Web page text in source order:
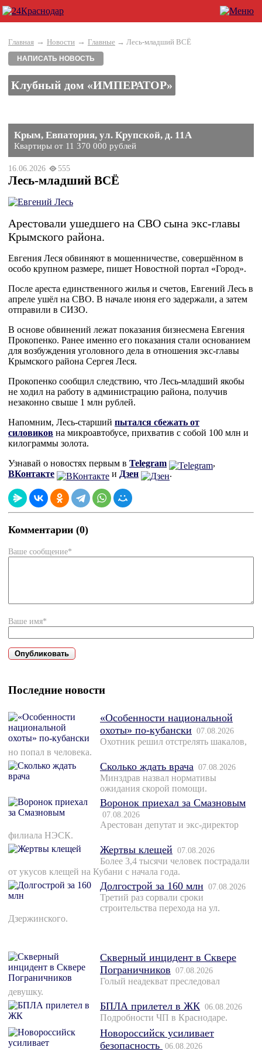
Главная → Новости → Главные → Лесь-младший ВСЁ
НАПИСАТЬ НОВОСТЬ
Клубный дом «ИМПЕРАТОР»
Крым, Евпатория, ул. Крупской, д. 11А
Квартиры от 11 370 000 рублей
16.06.2026 555
Лесь-младший ВСЁ
Арестовали ушедшего на СВО сына экс-главы
Крымского района.
Евгения Леся обвиняют в мошенничестве, совершённом в
особо крупном размере, пишет Новостной портал «Город».
После ареста единственного жилья и счетов, Евгений Лесь в
апреле ушёл на СВО. В начале июня его задержали, а затем
отправили в СИЗО.
В основе обвинений лежат показания бизнесмена Евгения
Прокопенко. Ранее именно его показания стали основанием
для возбуждения уголовного дела в отношения экс-главы
Крымского района Сергея Леся.
Прокопенко сообщил следствию, что Лесь-младший якобы
не ходил на работу в администрацию района, получив
незаконно свыше 1 млн рублей.
Напомним, Лесь-старший пытался сбежать от
силовиков на микроавтобусе, прихватив с собой 100 млн и
килограммы золота.
Узнавай о новостях первым в Telegram
,
ВКонтакте
и Дзен .
Комментарии (0)
Ваше сообщение*
Ваше имя*
Последние новости
«Особенности национальной
охоты» по-кубански 07.08.2026
Охотник решил отстрелять шакалов,
но попал в человека.
Сколько ждать врача 07.08.2026
Минздрав назвал нормативы
ожидания скорой помощи.
Воронок приехал за Смазновым
07.08.2026
Арестован депутат и экс-директор
филиала НЭСК.
Жертвы клещей 07.08.2026
Более 3,4 тысячи человек пострадали
от укусов клещей на Кубани с начала года.
Долгострой за 160 млн 07.08.2026
Третий раз сорвали сроки
строительства перехода на ул.
Дзержинского.
Скверный инцидент в Сквере
Пограничников 07.08.2026
Голый неадекват преследовал
девушку.
БПЛА прилетел в ЖК 06.08.2026
Подробности ЧП в Краснодаре.
Новороссийск усиливает
безопасность 06.08.2026